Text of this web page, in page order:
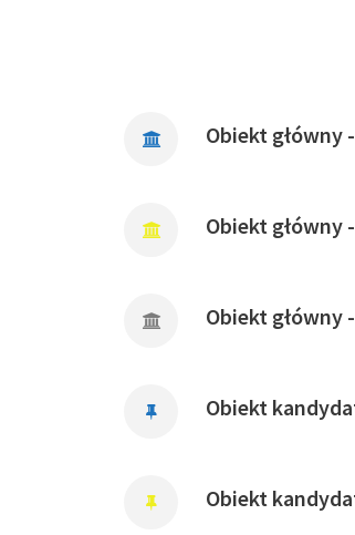
Obiekt główny
Obiekt główny
Obiekt główny
Obiekt
Obiekt